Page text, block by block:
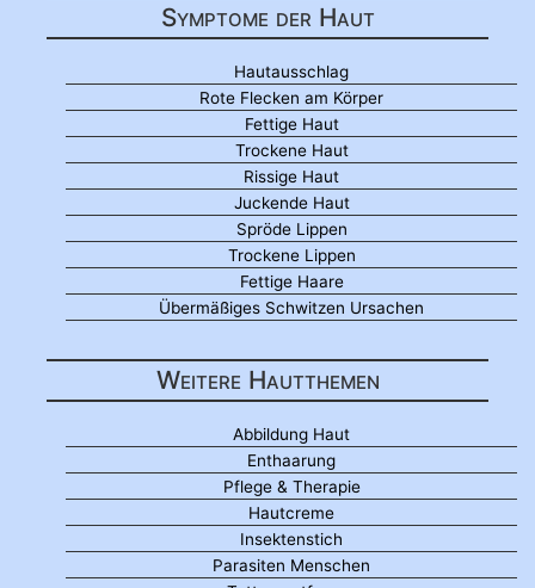
Symptome der Haut
Hautausschlag
Rote Flecken am Körper
Fettige Haut
Trockene Haut
Rissige Haut
Juckende Haut
Spröde Lippen
Trockene Lippen
Fettige Haare
Übermäßiges Schwitzen Ursachen
Weitere Hautthemen
Abbildung Haut
Enthaarung
Pflege & Therapie
Hautcreme
Insektenstich
Parasiten Menschen